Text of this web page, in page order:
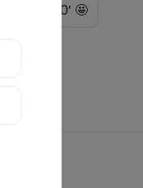
de 20’ 🤩